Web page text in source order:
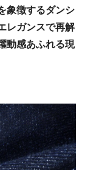
象徴するダンシ
レガンスで再解
動感あふれる現